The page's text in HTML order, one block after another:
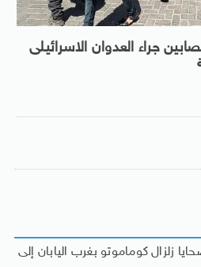
شهيدان و6 مصابين جراء العدوان الاسرائيلى
زلزال كوماموتو بغرب اليابان إلى